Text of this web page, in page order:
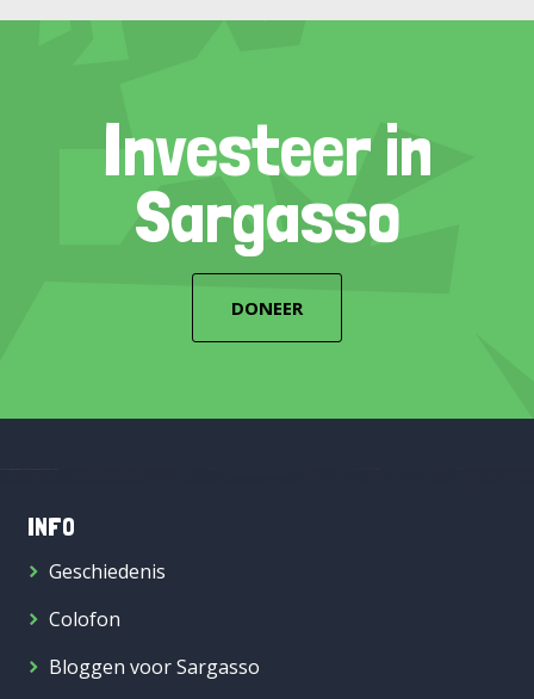
Investeer in
Sargasso
DONEER
INFO
Geschiedenis
Colofon
Bloggen voor Sargasso